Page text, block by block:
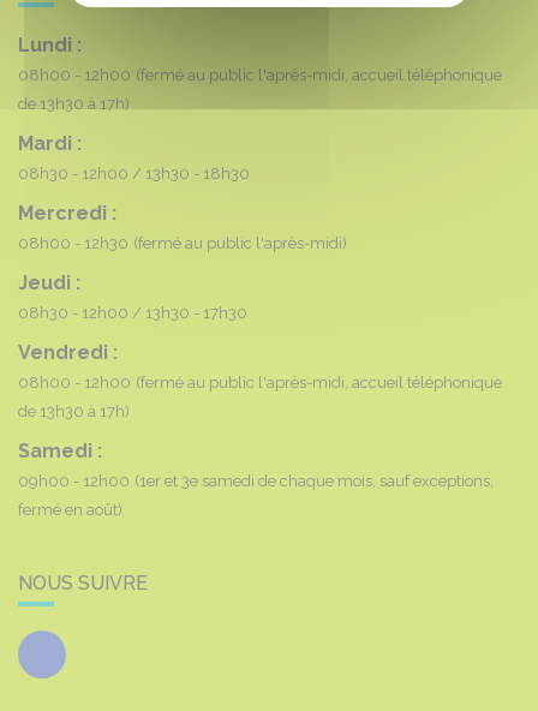
Lundi :
08h00 - 12h00 (fermé au public l'après-midi, accueil téléphonique
de 13h30 à 17h)
Mardi :
08h30 - 12h00 13h30 - 18h30
Mercredi :
08h00 - 12h30 (fermé au public l'après-midi)
Jeudi :
08h30 - 12h00 13h30 - 17h30
Vendredi :
08h00 - 12h00 (fermé au public l'après-midi, accueil téléphonique
de 13h30 à 17h)
Samedi :
09h00 - 12h00 (1er et 3e samedi de chaque mois, sauf exceptions,
fermé en août)
NOUS SUIVRE
Facebook